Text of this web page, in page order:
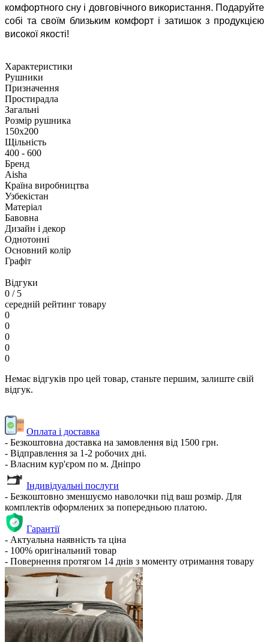
комфортного сну і довговічного використання. Подаруйте
собі та своїм близьким комфорт і затишок з продукцією
високої якості!
Характеристики
Рушники
Призначення
Простирадла
Загальні
Розмір рушника
150х200
Щільність
400 - 600
Бренд
Aisha
Країна виробництва
Узбекістан
Матеріал
Бавовна
Дизайн і декор
Однотонні
Основний колір
Графіт
Відгуки
0 / 5
середній рейтинг товару
0
0
0
0
0
Немає відгуків про цей товар, станьте першим, залиште свій
відгук.
Оплата і доставка
- Безкоштовна доставка на замовлення від 1500 грн.
- Відправлення за 1-2 робочих дні.
- Власним кур'єром по м. Дніпро
Індивідуальні послуги
- Безкоштовно зменшуємо наволочки під ваш розмір. Для
комплектів оформлених за попередньою платою.
Гарантії
- Актуальна наявність та ціна
- 100% оригінальний товар
- Повернення протягом 14 днів з моменту отримання товару